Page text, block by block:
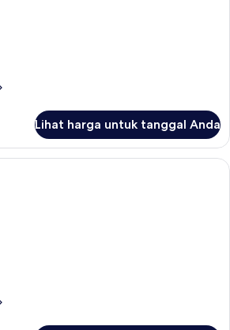
Lihat harga untuk tanggal Anda
Suite, 1 kamar tidur | Seprai